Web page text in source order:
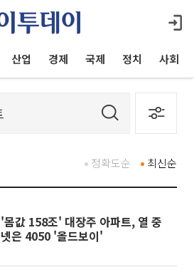
산업 경제 국제 정치 사회
최신순
정확도순
'몸값 158조' 대장주 아파트, 열 중
넷은 4050 '올드보이'